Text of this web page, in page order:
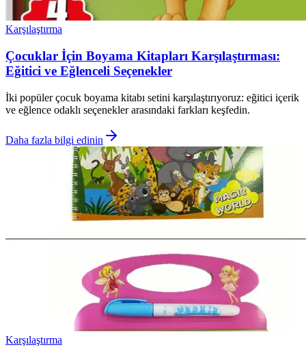
Karşılaştırma
Çocuklar İçin Boyama Kitapları Karşılaştırması:
Eğitici ve Eğlenceli Seçenekler
İki popüler çocuk boyama kitabı setini karşılaştırıyoruz: eğitici içerik
ve eğlence odaklı seçenekler arasındaki farkları keşfedin.
Daha fazla bilgi edinin
Karşılaştırma